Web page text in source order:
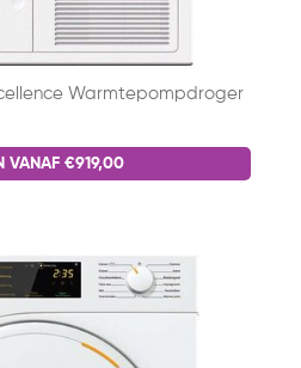
Warmtepompdroger
VANAF €919,00